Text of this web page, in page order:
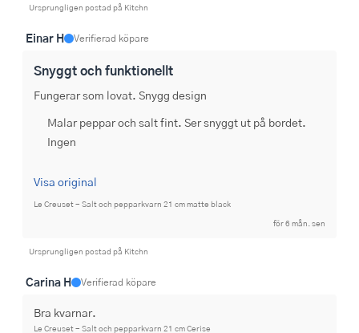
Ursprungligen postad på Kitchn
Einar H Verifierad köpare
Snyggt och funktionellt
Fungerar som lovat. Snygg design
Malar peppar och salt fint. Ser snyggt ut på bordet.
Ingen
Visa original
Le Creuset - Salt och pepparkvarn 21 cm matte black
för 6 mån. sen
Ursprungligen postad på Kitchn
Carina H Verifierad köpare
Bra kvarnar.
Le Creuset - Salt och pepparkvarn 21 cm Cerise